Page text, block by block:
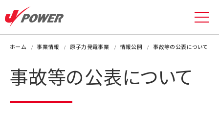
ホーム 事業情報 原子力発電事業 情報公開 事故等の公表について
事故等の公表について